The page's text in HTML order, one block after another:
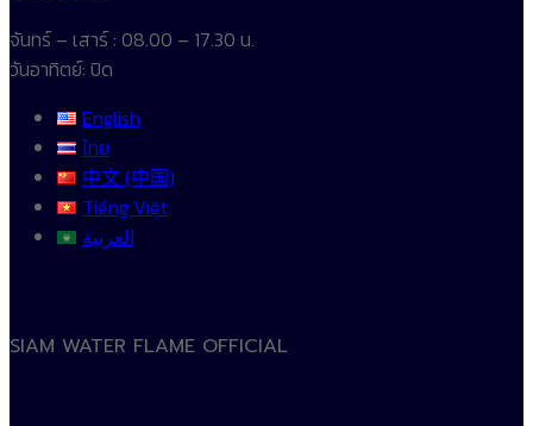
จันทร์ – เสาร์ : 08.00 – 17.30 น.
วันอาทิตย์: ปิด
English
ไทย
中文 (中国)
Tiếng Việt
العربية
SIAM WATER FLAME OFFICIAL